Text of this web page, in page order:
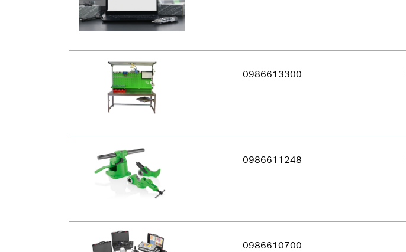
0986613300
0986611248
0986610700